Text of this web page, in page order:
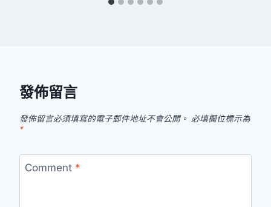
發佈留言
發佈留言必須填寫的電子郵件地址不會公開。 必填欄位標示為
*
Comment *